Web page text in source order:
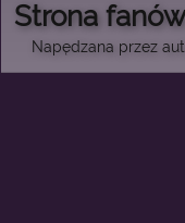
Strona
Napędzana przez